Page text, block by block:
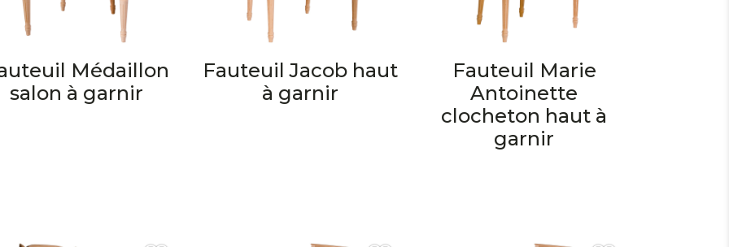
Médaillon
salon à garnir
Fauteuil Jacob haut
à garnir
Fauteuil Marie
Antoinette
clocheton haut à
garnir